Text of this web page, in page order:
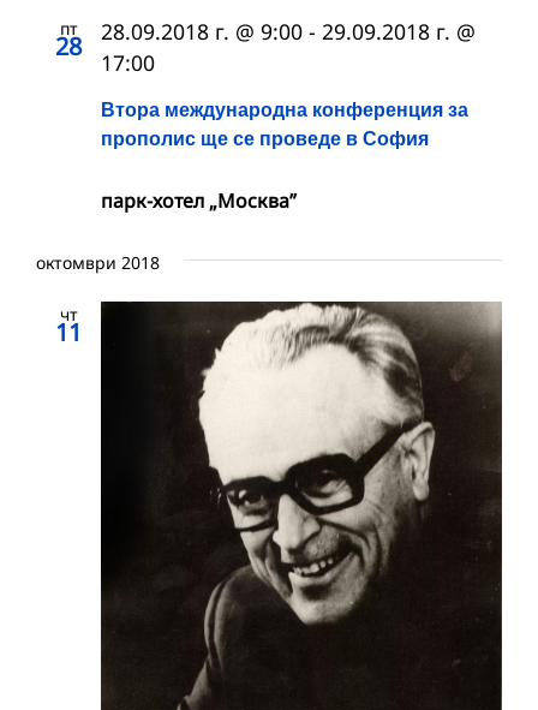
пт
28
Втора международна конференция за
прополис ще се проведе в София
28.09.2018 г. @ 9:00 - 29.09.2018 г. @
17:00
парк-хотел „Москва”
октомври 2018
чт
11